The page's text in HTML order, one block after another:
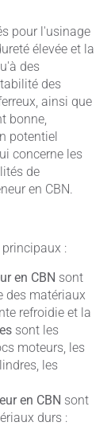
pour l'usinage
élevée et la
des
des
ainsi que
bonne,
potentiel
concerne les
de
en CBN.
:
en CBN sont
des matériaux
refroidie et la
sont les
moteurs, les
les
en CBN sont
durs :